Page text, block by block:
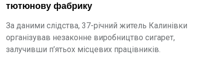
тютюнову фабрику
За даними слідства, 37-річний житель Калинівки
організував незаконне виробництво сигарет,
залучивши п’ятьох місцевих працівників.